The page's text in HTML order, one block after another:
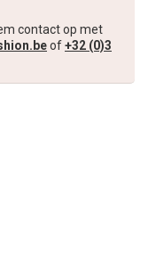
contact op met
of+32 (0)3